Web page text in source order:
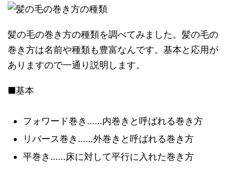
髪の毛の巻き方の種類を調べてみました。髪の毛の
巻き方は名前や種類も豊富なんです。基本と応用が
ありますので一通り説明します。
■基本
フォワード巻き……内巻きと呼ばれる巻き方
リバース巻き……外巻きと呼ばれる巻き方
平巻き……床に対して平行に入れた巻き方